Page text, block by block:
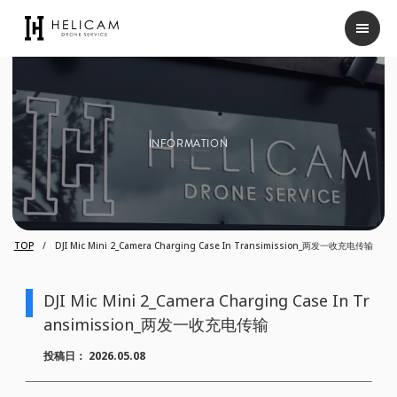
INFORMATION
TOP DJI Mic Mini 2_Camera Charging Case In Transimission_两发一收充电传输
DJI Mic Mini 2_Camera Charging Case In Tr
ansimission_两发一收充电传输
投稿日： 2026.05.08